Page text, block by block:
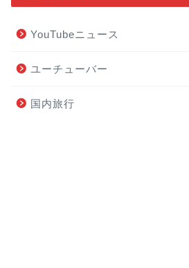
YouTubeニュース
ユーチューバー
国内旅行